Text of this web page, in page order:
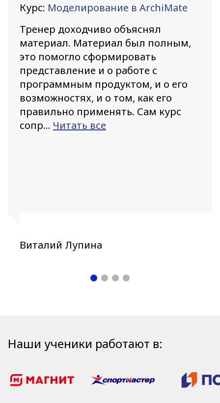
Курс: Моделирование в ArchiMate
Тренер доходчиво объяснял
материал. Материал был полным,
это помогло сформировать
представление и о работе с
программным продуктом, и о его
возможностях, и о том, как его
правильно применять. Сам курс
сопр... Читать все
Виталий Лупина
Наши ученики работают в: